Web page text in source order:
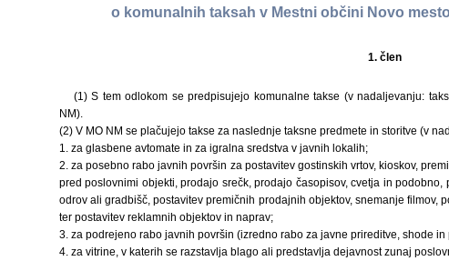
o komunalnih taksah v Mestni občini Novo
1. člen
(1) S tem odlokom se predpisujejo komunalne takse (v nadaljevanju:
NM).
(2) V MO NM se plačujejo takse za naslednje taksne predmete in storitve (v
1. za glasbene avtomate in za igralna sredstva v javnih lokalih;
2. za posebno rabo javnih površin za postavitev gostinskih vrtov, kioskov,
pred poslovnimi objekti, prodajo srečk, prodajo časopisov, cvetja in
odrov ali gradbišč, postavitev premičnih prodajnih objektov, snemanje filmov,
ter postavitev reklamnih objektov in naprav;
3. za podrejeno rabo javnih površin (izredno rabo za javne prireditve, shode in
4. za vitrine, v katerih se razstavlja blago ali predstavlja dejavnost zunaj